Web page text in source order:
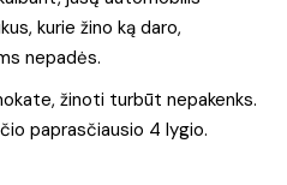
kurie žino ką daro,
nepadės.
žinoti turbūt nepakenks.
paprasčiausio 4 lygio.